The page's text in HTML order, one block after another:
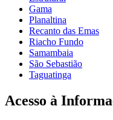
Gama
Planaltina
Recanto das Emas
Riacho Fundo
Samambaia
São Sebastião
Taguatinga
Acesso à